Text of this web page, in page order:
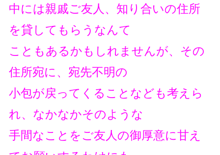
中には親戚ご友人、知り合いの住所
を貸してもらうなんて
こともあるかもしれませんが、その
住所宛に、宛先不明の
小包が戻ってくることなども考えら
れ、なかなかそのような
手間なことをご友人の御厚意に甘え